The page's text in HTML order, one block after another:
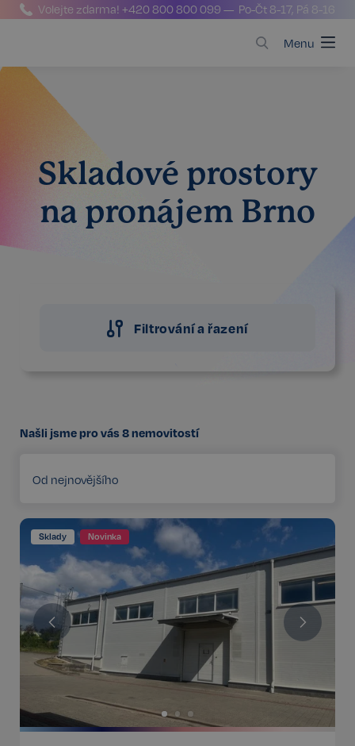
Volejte zdarma!+420 800 800 099 — Po-Čt 8-17, Pá 8-16
Menu
Skladové prostory
na pronájem Brno
Filtrování a řazení
Našli jsme pro vás 8nemovitostí
Od nejnovějšího
Sklady Novinka